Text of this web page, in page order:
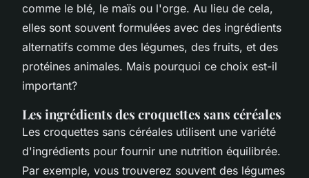
comme le blé, le maïs ou l'orge. Au lieu de cela,
elles sont souvent formulées avec des ingrédients
alternatifs comme des légumes, des fruits, et des
protéines animales. Mais pourquoi ce choix est-il
important?
Les ingrédients des croquettes sans céréales
Les croquettes sans céréales utilisent une variété
d'ingrédients pour fournir une nutrition équilibrée.
Par exemple, vous trouverez souvent des légumes